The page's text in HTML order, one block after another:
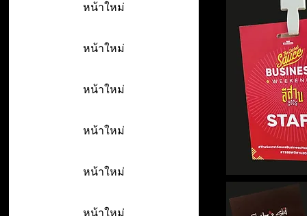
หน้าใหม่
หน้าใหม่
หน้าใหม่
หน้าใหม่
หน้าใหม่
หน้าใหม่